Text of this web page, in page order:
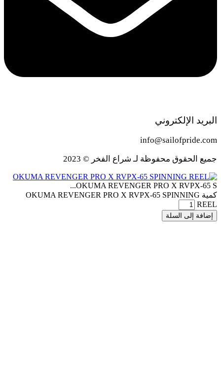
البريد الإلكتروني
info@sailofpride.com
جميع الحقوق محفوظة لـ شراع الفخر © 2023
OKUMA REVENGER PRO X RVPX-65 S...
كمية OKUMA REVENGER PRO X RVPX-65 SPINNING
REEL
إضافة إلى السلة